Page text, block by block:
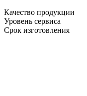
Качество продукции
Уровень сервиса
Срок изготовления